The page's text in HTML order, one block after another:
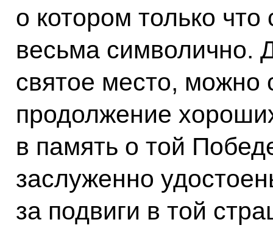
о котором только
весьма символично.
святое место, можно
продолжение
в память о той
заслуженно
за подвиги в той